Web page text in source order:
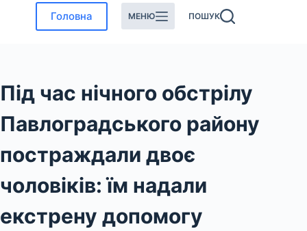
Головна МЕНЮ ПОШУК
Під час нічного обстрілу
Павлоградського району
постраждали двоє
чоловіків: їм надали
екстрену допомогу